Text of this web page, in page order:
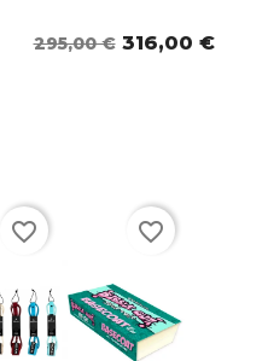
295,00 € 316,00 €
favorite_border favorite_border